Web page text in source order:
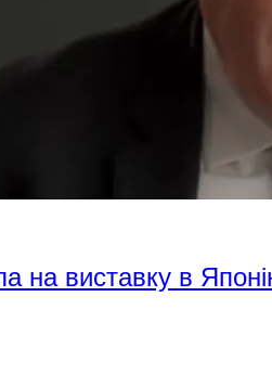
на виставку в